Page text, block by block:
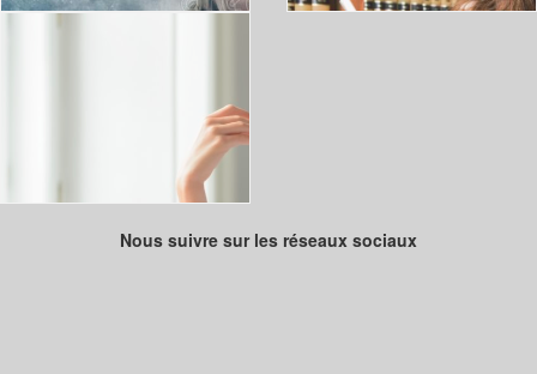
Nous suivre sur les réseaux sociaux